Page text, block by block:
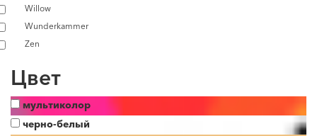
Willow
Wunderkammer
Zen
Цвет
мультиколор
черно-белый